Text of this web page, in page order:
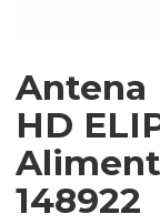
Antena
HD
148922